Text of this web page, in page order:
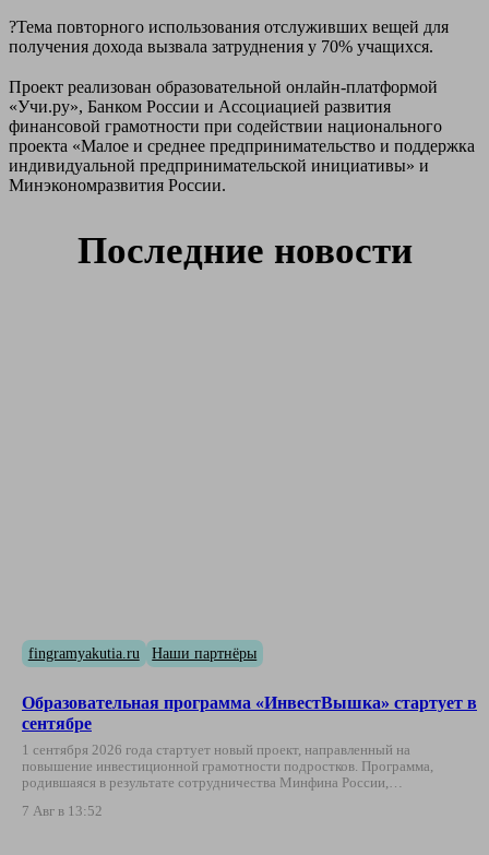
?Тема повторного использования отслуживших вещей для
получения дохода вызвала затруднения у 70% учащихся.
Проект реализован образовательной онлайн-платформой
«Учи.ру», Банком России и Ассоциацией развития
финансовой грамотности при содействии национального
проекта «Малое и среднее предпринимательство и поддержка
индивидуальной предпринимательской инициативы» и
Минэкономразвития России.
Последние новости
fingramyakutia.ru Наши партнёры
Образовательная программа «ИнвестВышка» стартует в
сентябре
1 сентября 2026 года стартует новый проект, направленный на
повышение инвестиционной грамотности подростков. Программа,
родившаяся в результате сотрудничества Минфина России,…
7 Авг в 13:52